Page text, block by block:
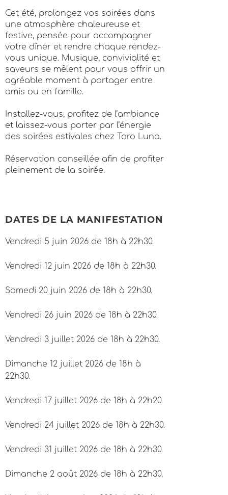
Cet été, prolongez vos soirées dans
une atmosphère chaleureuse et
festive, pensée pour accompagner
votre dîner et rendre chaque rendez-
vous unique. Musique, convivialité et
saveurs se mêlent pour vous offrir un
agréable moment à partager entre
amis ou en famille.
Installez-vous, profitez de l’ambiance
et laissez-vous porter par l’énergie
des soirées estivales chez Toro Luna.
Réservation conseillée afin de profiter
pleinement de la soirée.
DATES DE LA MANIFESTATION
Vendredi 5 juin 2026 de 18h à 22h30.
Vendredi 12 juin 2026 de 18h à 22h30.
Samedi 20 juin 2026 de 18h à 22h30.
Vendredi 26 juin 2026 de 18h à 22h30.
Vendredi 3 juillet 2026 de 18h à 22h30.
Dimanche 12 juillet 2026 de 18h à
22h30.
Vendredi 17 juillet 2026 de 18h à 22h20.
Vendredi 24 juillet 2026 de 18h à 22h30.
Vendredi 31 juillet 2026 de 18h à 22h30.
Dimanche 2 août 2026 de 18h à 22h30.